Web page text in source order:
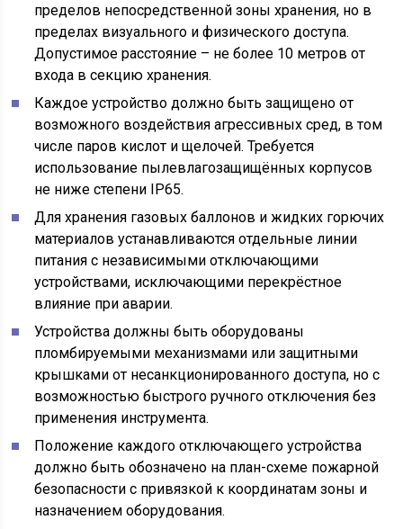
пределов непосредственной зоны хранения, но в
пределах визуального и физического доступа.
Допустимое расстояние – не более 10 метров от
входа в секцию хранения.
Каждое устройство должно быть защищено от
возможного воздействия агрессивных сред, в том
числе паров кислот и щелочей. Требуется
использование пылевлагозащищённых корпусов
не ниже степени IP65.
Для хранения газовых баллонов и жидких горючих
материалов устанавливаются отдельные линии
питания с независимыми отключающими
устройствами, исключающими перекрёстное
влияние при аварии.
Устройства должны быть оборудованы
пломбируемыми механизмами или защитными
крышками от несанкционированного доступа, но с
возможностью быстрого ручного отключения без
применения инструмента.
Положение каждого отключающего устройства
должно быть обозначено на план-схеме пожарной
безопасности с привязкой к координатам зоны и
назначением оборудования.